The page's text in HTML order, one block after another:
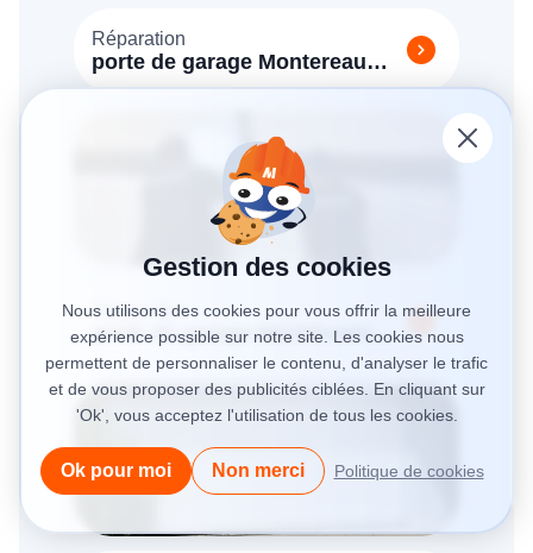
Réparation
porte de garage Montereau
Fault Yonne (77130)
Réparation
porte de garage Montévrain
(77144)
Gestion des cookies
Nous utilisons des cookies pour vous offrir la meilleure
expérience possible sur notre site. Les cookies nous
permettent de personnaliser le contenu, d'analyser le trafic
et de vous proposer des publicités ciblées. En cliquant sur
'Ok', vous acceptez l'utilisation de tous les cookies.
Ok pour moi Non merci Politique de cookies